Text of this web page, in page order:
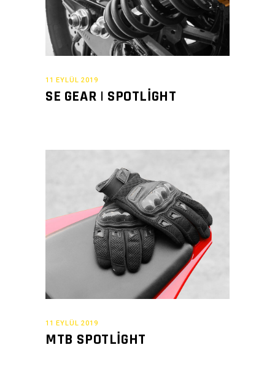
11 EYLÜL 2019
SE GEAR | SPOTLIGHT
11 EYLÜL 2019
MTB SPOTLIGHT